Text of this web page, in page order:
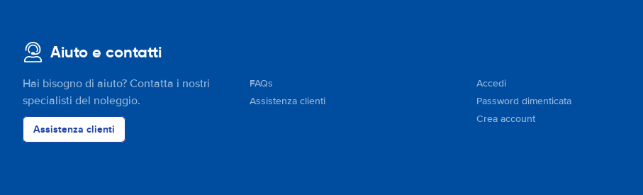
Aiuto e contatti
Hai bisogno di aiuto? Contatta i nostri
specialisti del noleggio.
Assistenza clienti
FAQs
Assistenza clienti
Accedi
Password dimenticata
Crea account